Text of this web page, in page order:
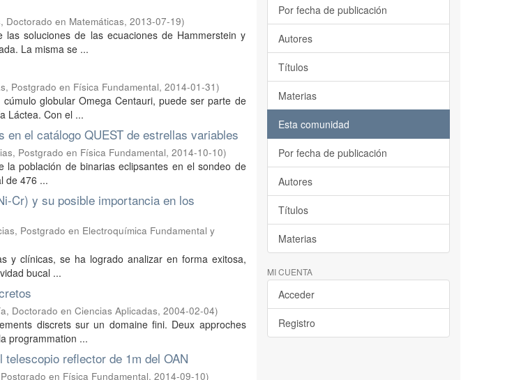
Doctorado en Matemáticas, 2013-07-19)
soluciones de las ecuaciones de Hammerstein y
La misma se ...
Postgrado en Física Fundamental, 2014-01-31)
globular Omega Centauri, puede ser parte de
Láctea. Con el ...
el catálogo QUEST de estrellas variables
Postgrado en Física Fundamental, 2014-10-10)
población de binarias eclipsantes en el sondeo de
de 476 ...
Cr) y su posible importancia en los
Postgrado en Electroquímica Fundamental y
y clínicas, se ha logrado analizar en forma exitosa,
bucal ...
Doctorado en Ciencias Aplicadas, 2004-02-04)
discrets sur un domaine fini. Deux approches
programmation ...
reflector de 1m del OAN
en Física Fundamental, 2014-09-10)
Por fecha de publicación
Autores
Títulos
Materias
Esta comunidad
Por fecha de publicación
Autores
Títulos
Materias
MI CUENTA
Acceder
Registro